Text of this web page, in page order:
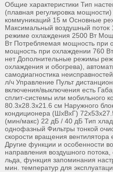
Общие характеристики Тип
(плавная регулировка
коммуникаций 15 м Основные
Максимальный воздушный
режиме охлаждения 2500 Вт
Вт Потребляемая мощность при
мощность при охлаждении 760
нет Дополнительные режимы
охлаждения и обогрева),
самодиагностика
л/ч Управление Пульт
включения/выключения есть
сплит-системы или мобильного
80.3x28.3x21.6 см Наружного
кондиционера (ШxВxГ)
(мин/макс) 22 дБ / 40 дБ Тип
однофазный Фильтры тонкой
скорости вращения вентилятора
Другие функции и особенности
направления воздушного
льда, функция запоминания
мин. температур для